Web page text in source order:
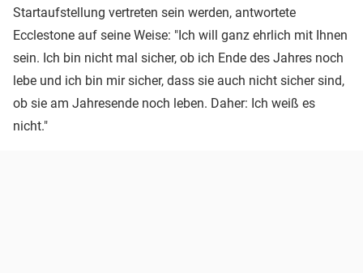
Startaufstellung vertreten sein werden, antwortete
Ecclestone auf seine Weise: "Ich will ganz ehrlich mit Ihnen
sein. Ich bin nicht mal sicher, ob ich Ende des Jahres noch
lebe und ich bin mir sicher, dass sie auch nicht sicher sind,
ob sie am Jahresende noch leben. Daher: Ich weiß es
nicht."